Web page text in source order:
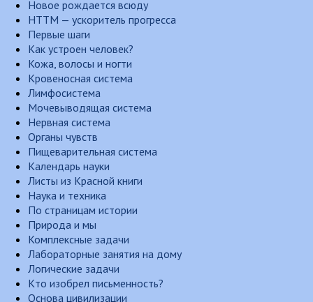
Новое рождается всюду
НТТМ — ускоритель прогресса
Первые шаги
Как устроен человек?
Кожа, волосы и ногти
Кровеносная система
Лимфосистема
Мочевыводящая система
Нервная система
Органы чувств
Пищеварительная система
Календарь науки
Листы из Красной книги
Наука и техника
По страницам истории
Природа и мы
Комплексные задачи
Лабораторные занятия на дому
Логические задачи
Кто изобрел письменность?
Основа цивилизации